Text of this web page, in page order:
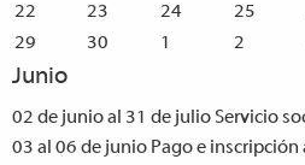
22
23 24 25
29
30 1 2
Junio
02 de junio al 31 de julioServicio
03 al 06 de junio Pago e inscripción